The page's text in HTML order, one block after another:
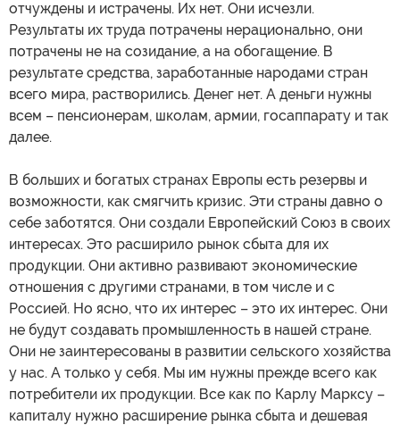
отчуждены и истрачены. Их нет. Они исчезли.
Результаты их труда потрачены нерационально, они
потрачены не на созидание, а на обогащение. В
результате средства, заработанные народами стран
всего мира, растворились. Денег нет. А деньги нужны
всем – пенсионерам, школам, армии, госаппарату и так
далее.
В больших и богатых странах Европы есть резервы и
возможности, как смягчить кризис. Эти страны давно о
себе заботятся. Они создали Европейский Союз в своих
интересах. Это расширило рынок сбыта для их
продукции. Они активно развивают экономические
отношения с другими странами, в том числе и с
Россией. Но ясно, что их интерес – это их интерес. Они
не будут создавать промышленность в нашей стране.
Они не заинтересованы в развитии сельского хозяйства
у нас. А только у себя. Мы им нужны прежде всего как
потребители их продукции. Все как по Карлу Марксу –
капиталу нужно расширение рынка сбыта и дешевая